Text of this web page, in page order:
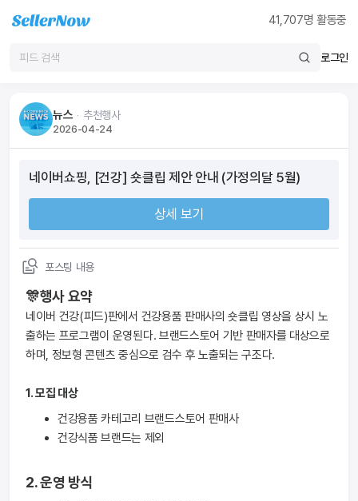
41,707명 활동중
로그인
뉴스 ᆞ 추천행사
2026-04-24
네이버쇼핑, [건강] 숏클립 제안 안내 (가정의달 5월)
상세 보기
포스팅 내용
🎊행사 요약
네이버 건강(피드)판에서 건강용품 판매사의 숏클립 영상을 상시 노
출하는 프로그램이 운영된다. 브랜드스토어 기반 판매자를 대상으로
하며, 정보형 콘텐츠 중심으로 검수 후 노출되는 구조다.
1. 모집 대상
건강용품 카테고리 브랜드스토어 판매사
건강식품 브랜드는 제외
2. 운영 방식